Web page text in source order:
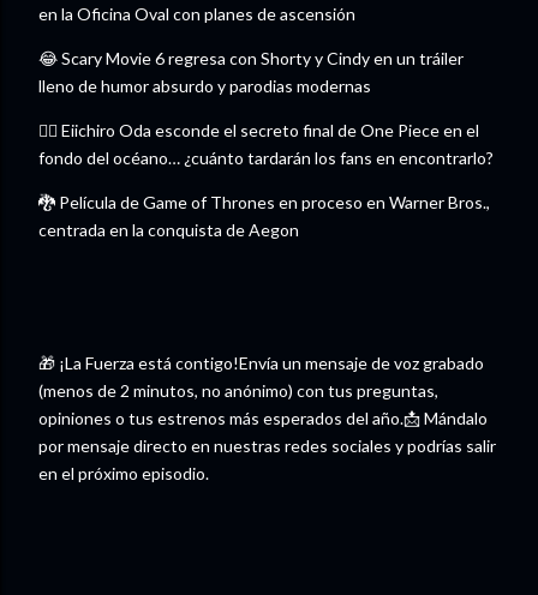
en la Oficina Oval con planes de ascensión
😂 Scary Movie 6 regresa con Shorty y Cindy en un tráiler
lleno de humor absurdo y parodias modernas
🏴‍☠️ Eiichiro Oda esconde el secreto final de One Piece en el
fondo del océano… ¿cuánto tardarán los fans en encontrarlo?
🐉 Película de Game of Thrones en proceso en Warner Bros.,
centrada en la conquista de Aegon
🎁 ¡La Fuerza está contigo!Envía un mensaje de voz grabado
(menos de 2 minutos, no anónimo) con tus preguntas,
opiniones o tus estrenos más esperados del año.📩 Mándalo
por mensaje directo en nuestras redes sociales y podrías salir
en el próximo episodio.